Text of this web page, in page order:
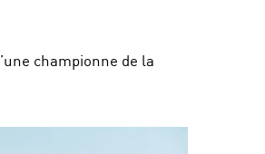
championne de la